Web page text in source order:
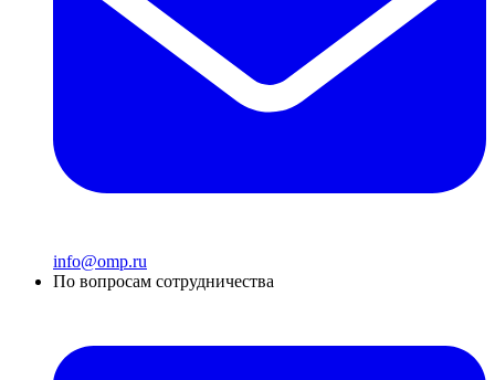
info@omp.ru
По вопросам сотрудничества